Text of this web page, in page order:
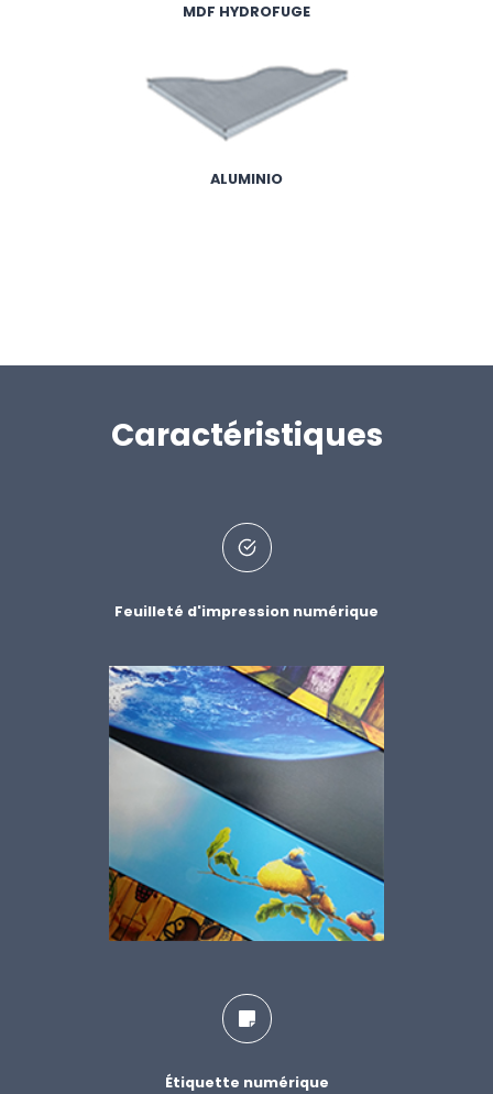
MDF HYDROFUGE
ALUMINIO
Caractéristiques
Feuilleté d'impression numérique
Étiquette numérique